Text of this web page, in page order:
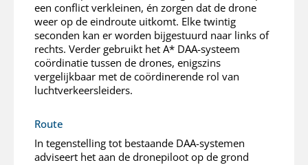
een conflict verkleinen, én zorgen dat de drone
weer op de eindroute uitkomt. Elke twintig
seconden kan er worden bijgestuurd naar links of
rechts. Verder gebruikt het A* DAA-systeem
coördinatie tussen de drones, enigszins
vergelijkbaar met de coördinerende rol van
luchtverkeersleiders.
Route
In tegenstelling tot bestaande DAA-systemen
adviseert het aan de dronepiloot op de grond